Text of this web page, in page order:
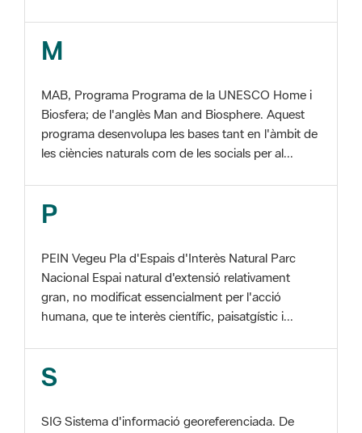
Biosfera; de l'anglès Man and Biosphere. Aquest
les ciències naturals com de les socials per al...
P
Nacional Espai natural d'extensió relativament
humana, que te interès científic, paisatgístic i...
S
l'anglès GIS, Geographic Information System. La
recollida de dades a partir del treball de camp i de...